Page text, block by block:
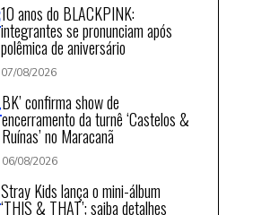
10 anos do BLACKPINK:
integrantes se pronunciam após
polêmica de aniversário
07/08/2026
BK’ confirma show de
encerramento da turnê ‘Castelos &
Ruínas’ no Maracanã
06/08/2026
Stray Kids lança o mini-álbum
‘THIS & THAT’; saiba detalhes